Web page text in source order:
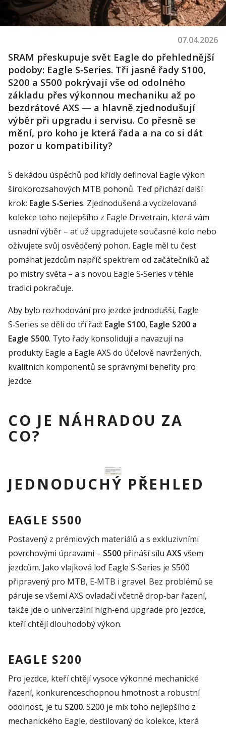
07.04.2026
SRAM přeskupuje svět Eagle do přehlednější
podoby: Eagle S‑Series. Tři jasné řady S100,
S200 a S500 pokrývají vše od odolného
základu přes výkonnou mechaniku až po
bezdrátové AXS — a hlavně zjednodušují
výběr při upgradu i servisu. Co přesně se
mění, pro koho je která řada a na co si dát
pozor u kompatibility?
S dekádou úspěchů pod křídly definoval Eagle výkon
širokorozsahových MTB pohonů. Teď přichází další
krok: Eagle S‑Series. Zjednodušená a vycizelovaná
kolekce toho nejlepšího z Eagle Drivetrain, která vám
usnadní výběr – ať už upgradujete současné kolo nebo
oživujete svůj osvědčený pohon. Eagle měl tu čest
pomáhat jezdcům napříč spektrem od začátečníků až
po mistry světa – a s novou Eagle S‑Series v téhle
tradici pokračuje.
Aby bylo rozhodování pro jezdce jednodušší, Eagle
S‑Series se dělí do tří řad: Eagle S100, Eagle S200 a
Eagle S500. Tyto řady konsolidují a navazují na
produkty Eagle a Eagle AXS do účelově navržených,
kvalitních komponentů se správnými benefity pro
jezdce.
CO JE NÁHRADOU ZA
CO?
JEDNODUCHÝ PŘEHLED
EAGLE S500
Postavený z prémiových materiálů a s exkluzivními
povrchovými úpravami – S500 přináší sílu AXS všem
jezdcům. Jako vlajková loď Eagle S‑Series je S500
připravený pro MTB, E‑MTB i gravel. Bez problémů se
páruje se všemi AXS ovladači včetně drop‑bar řazení,
takže jde o univerzální high‑end upgrade pro jezdce,
kteří chtějí dlouhodobý výkon.
EAGLE S200
Pro jezdce, kteří chtějí vysoce výkonné mechanické
řazení, konkurenceschopnou hmotnost a robustní
odolnost, je tu S200. S200 je mix toho nejlepšího z
mechanického Eagle, destilovaný do kolekce, která